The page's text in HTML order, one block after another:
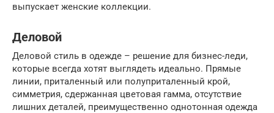
выпускает женские коллекции.
Деловой
Деловой стиль в одежде – решение для бизнес-леди,
которые всегда хотят выглядеть идеально. Прямые
линии, приталенный или полуприталенный крой,
симметрия, сдержанная цветовая гамма, отсутствие
лишних деталей, преимущественно однотонная одежда